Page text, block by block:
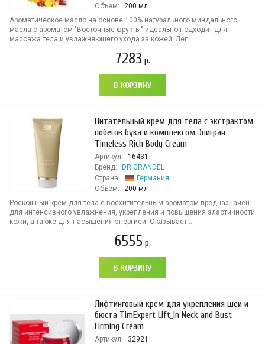
Объем:
200 мл
Ароматическое масло на основе 100% натурального миндального
масла с ароматом "Восточные фрукты" идеально подходит для
массажа тела и увлажняющего ухода за кожей. Лег...
7283 р.
В КОРЗИНУ
Питательный крем для тела с экстрактом
побегов бука и комплексом Эпигран
Timeless Rich Body Cream
Артикул:
16431
Бренд:
DR.GRANDEL
Страна:
Германия
Объем:
200 мл
Роскошный крем для тела с восхитительным ароматом предназначен
для интенсивного увлажнения, укрепления и повышения эластичности
кожи, а также для насыщения энергией. Оказывает...
6555 р.
В КОРЗИНУ
Лифтинговый крем для укрепления шеи и
бюста TimExpert Lift_In Neck and Bust
Firming Cream
Артикул:
32921